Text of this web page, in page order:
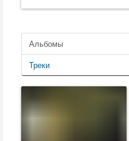
Альбомы
Треки